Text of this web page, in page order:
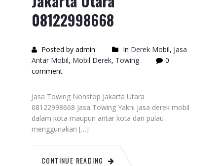
08122998668
Posted by admin In Derek Mobil, Jasa
Antar Mobil, Mobil Derek, Towing
0
comment
Jasa Towing Nonstop Jakarta Utara
08122998668 Jasa Towing Yakni jasa derek mobil
dalam kota maupun antar kota dan pulau
menggunakan […]
CONTINUE READING